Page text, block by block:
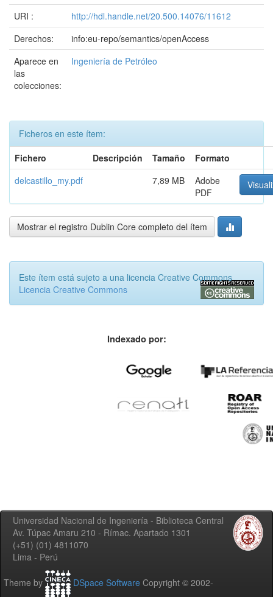
URI :
http://hdl.handle.net/20.500.14076/11612
Derechos:
info:eu-repo/semantics/openAccess
Aparece en
las
colecciones:
Ingeniería de Petróleo
Ficheros en este ítem:
Fichero
Descripción Tamaño
Formato
delcastillo_my.pdf
7,89 MB
Adobe
PDF
Mostrar el registro Dublin Core completo del ítem
Este ítem está sujeto a una licencia Creative Commons
Licencia Creative Commons
Indexado por:
Universidad Nacional de Ingeniería - Biblioteca Central
Av. Túpac Amaru 210 - Rímac. Apartado 1301
(+51) (01) 4811070
Lima - Perú
Theme by DSpace Software Copyright © 2002-